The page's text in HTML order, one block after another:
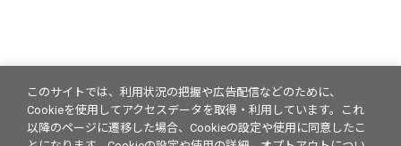
このサイトでは、利用状況の把握や広告配信などのために、
Cookieを使用してアクセスデータを取得・利用しています。これ
以降のページに遷移した場合、Cookieの設定や使用に同意したこ